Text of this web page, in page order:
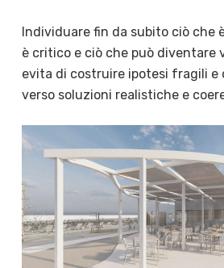
Individuare fin da subito ciò che
è critico e ciò che può diventare
evita di costruire ipotesi fragili e
verso soluzioni realistiche e